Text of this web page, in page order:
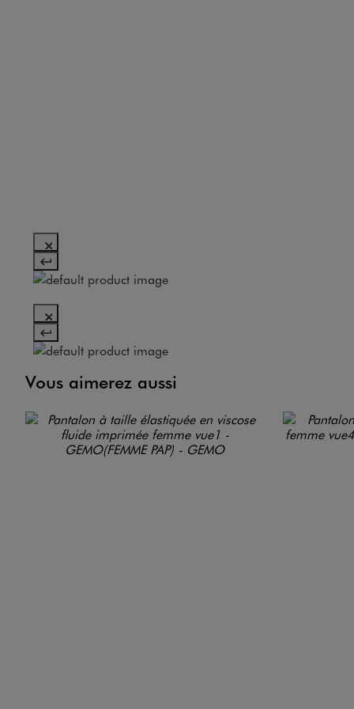
Vous aimerez aussi